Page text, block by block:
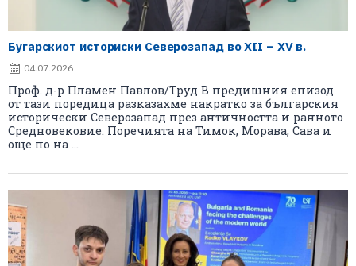
Бугарскиот историски Северозапад во XII – XV в.
04.07.2026
Проф. д-р Пламен Павлов/Труд В предишния епизод
от тази поредица разказахме накратко за българския
исторически Северозапад през античността и ранното
Средновековие. Поречията на Тимок, Морава, Сава и
още по на ...